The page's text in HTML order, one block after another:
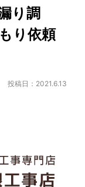
り調
り依頼
投稿日：2021.6.13